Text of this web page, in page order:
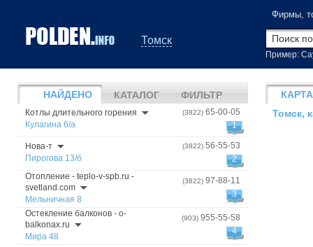
Томск
Фирмы,
Пример:
НАЙДЕНО КАТАЛОГ ФИЛЬТР
Котлы длительного горения
Кулагина 6/а
(3822) 65-00-05
1
Нова-т
Пирогова 13/б
(3822) 56-55-53
2
Отопление - teplo-v-spb.ru -
svetland.com
Мельничная 8
(3822) 97-88-11
3
Остекление балконов - o-
balkonax.ru
Мира 48
(903) 955-55-58
4
КАРТА
Томск,